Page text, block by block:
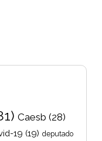
Caesb (28)
19 (19) deputado